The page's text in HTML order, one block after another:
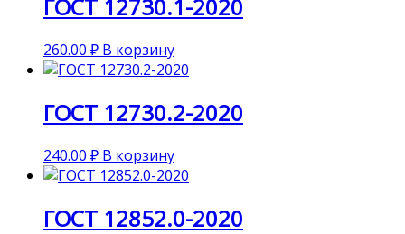
ГОСТ 12730.1-2020
260.00 ₽ В корзину
ГОСТ 12730.2-2020
240.00 ₽ В корзину
ГОСТ 12852.0-2020